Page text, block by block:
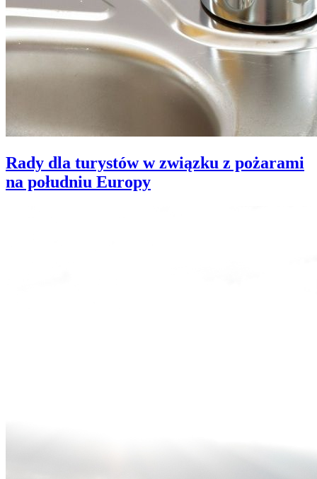
Rady dla turystów w związku z pożarami
na południu Europy